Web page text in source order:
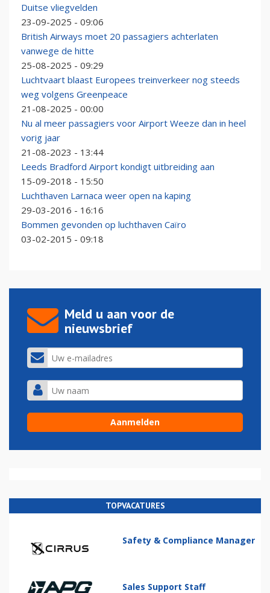
Duitse vliegvelden
23-09-2025 - 09:06
British Airways moet 20 passagiers achterlaten
vanwege de hitte
25-08-2025 - 09:29
Luchtvaart blaast Europees treinverkeer nog steeds
weg volgens Greenpeace
21-08-2025 - 00:00
Nu al meer passagiers voor Airport Weeze dan in heel
vorig jaar
21-08-2023 - 13:44
Leeds Bradford Airport kondigt uitbreiding aan
15-09-2018 - 15:50
Luchthaven Larnaca weer open na kaping
29-03-2016 - 16:16
Bommen gevonden op luchthaven Caïro
03-02-2015 - 09:18
Meld u aan voor de
nieuwsbrief
TOPVACATURES
Safety & Compliance Manager
Sales Support Staff